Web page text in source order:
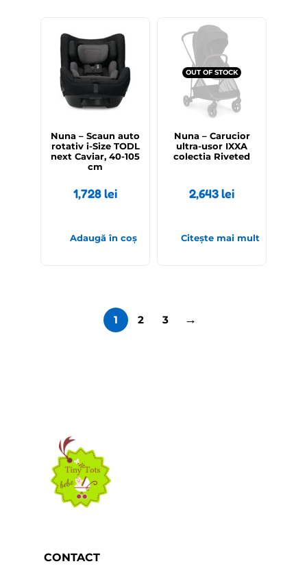
Nuna – Scaun auto
rotativ i-Size TODL
next Caviar, 40-105
cm
1,728lei
Adaugă în coș
OUT OF STOCK
Nuna – Carucior
ultra-usor IXXA
colectia Riveted
2,643lei
Citește mai mult
1 2 3 →
CONTACT